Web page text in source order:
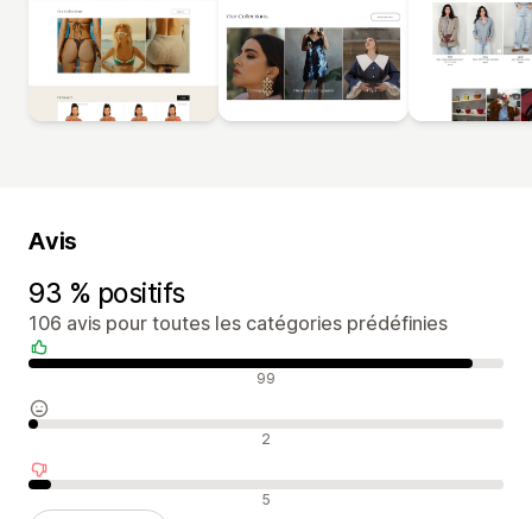
Avis
93 % positifs
106 avis pour toutes les catégories prédéfinies
Avis positifs 99
Avis neutres 2
Avis négatifs 5